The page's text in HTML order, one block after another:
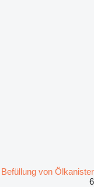
von Ölkanister
6